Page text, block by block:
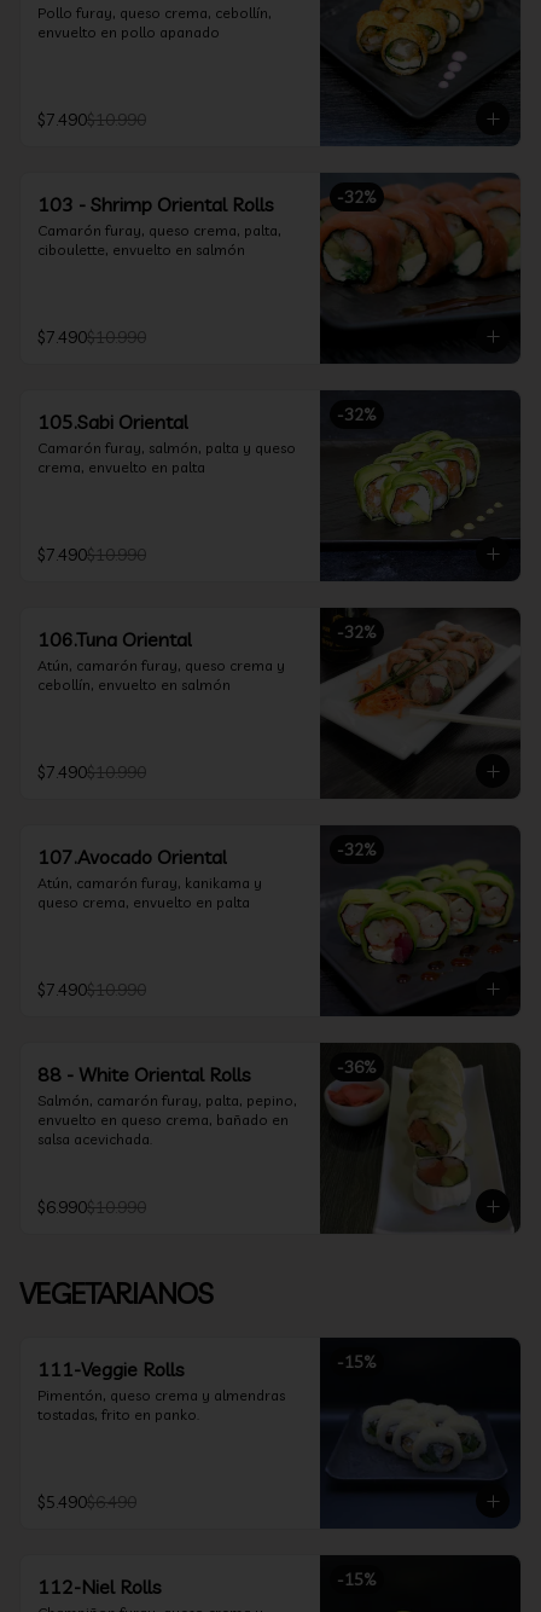
Pollo furay, queso crema, cebollín,
envuelto en pollo apanado
$7.490$10.990
-32%
103 - Shrimp Oriental Rolls
Camarón furay, queso crema, palta,
ciboulette, envuelto en salmón
$7.490$10.990
-32%
105.Sabi Oriental
Camarón furay, salmón, palta y queso
crema, envuelto en palta
$7.490$10.990
-32%
106.Tuna Oriental
Atún, camarón furay, queso crema y
cebollín, envuelto en salmón
$7.490$10.990
-32%
107.Avocado Oriental
Atún, camarón furay, kanikama y
queso crema, envuelto en palta
$7.490$10.990
-36%
88 - White Oriental Rolls
Salmón, camarón furay, palta, pepino,
envuelto en queso crema, bañado en
salsa acevichada.
$6.990$10.990
VEGETARIANOS
-15%
111-Veggie Rolls
Pimentón, queso crema y almendras
tostadas, frito en panko.
$5.490$6.490
-15%
112-Niel Rolls